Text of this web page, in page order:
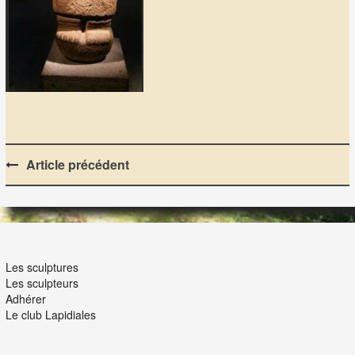
Post
navigation
Article précédent
Les sculptures
Les sculpteurs
Adhérer
Le club Lapidiales